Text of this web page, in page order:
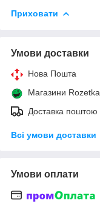
Приховати
Умови доставки
Нова Пошта
Магазини Rozetka
Доставка поштою
Всі умови доставки
Умови оплати